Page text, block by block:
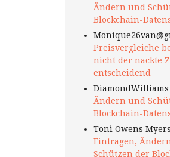
Ändern und
Blockchain-
Preisvergleiche
nicht der nackte
entscheidend
DiamondWilliams
Ändern und
Blockchain-
Toni Owens Myers
Eintragen,
Schützen der